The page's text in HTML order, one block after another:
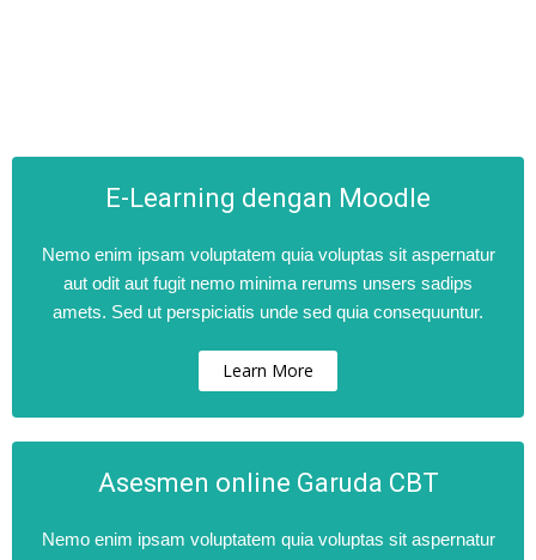
E-Learning dengan Moodle
Nemo enim ipsam voluptatem quia voluptas sit aspernatur
aut odit aut fugit nemo minima rerums unsers sadips
amets. Sed ut perspiciatis unde sed quia consequuntur.
Learn More
Asesmen online Garuda CBT
Nemo enim ipsam voluptatem quia voluptas sit aspernatur